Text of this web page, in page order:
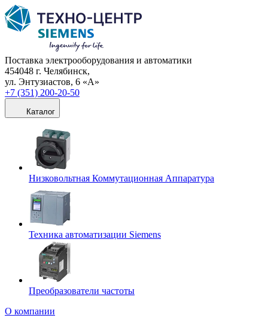
Поставка электрооборудования и автоматики
454048 г. Челябинск,
ул. Энтузиастов, 6 «А»
+7 (351) 200-20-50
Каталог
Низковольтная Коммутационная Аппаратура
Техника автоматизации Siemens
Преобразователи частоты
О компании